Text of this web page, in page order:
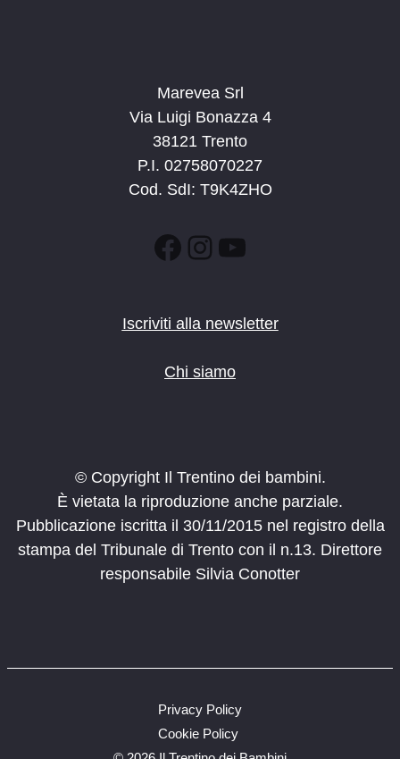
Marevea Srl
Via Luigi Bonazza 4
38121 Trento
P.I. 02758070227
Cod. SdI: T9K4ZHO
Facebook
Instagram
YouTube
Iscriviti alla newsletter
Chi siamo
© Copyright Il Trentino dei bambini.
È vietata la riproduzione anche parziale.
Pubblicazione iscritta il 30/11/2015 nel registro della
stampa del Tribunale di Trento con il n.13. Direttore
responsabile Silvia Conotter
Privacy Policy
Cookie Policy